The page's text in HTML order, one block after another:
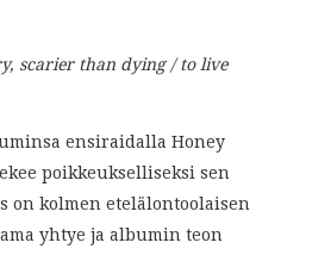
scarier than dying / to live
ensiraidalla Honey
poikkeukselliseksi sen
on kolmen etelälontoolaisen
yhtye ja albumin teon